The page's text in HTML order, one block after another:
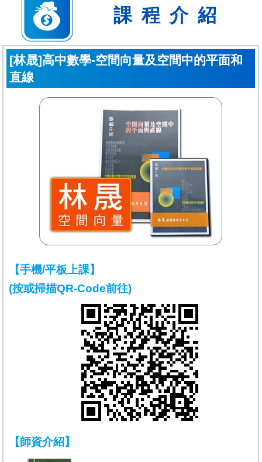
課程介紹
[林晟]高中數學-空間向量及空間中的平面和
直線
【手機/平板上課】
(按或掃描QR-Code前往)
【師資介紹】